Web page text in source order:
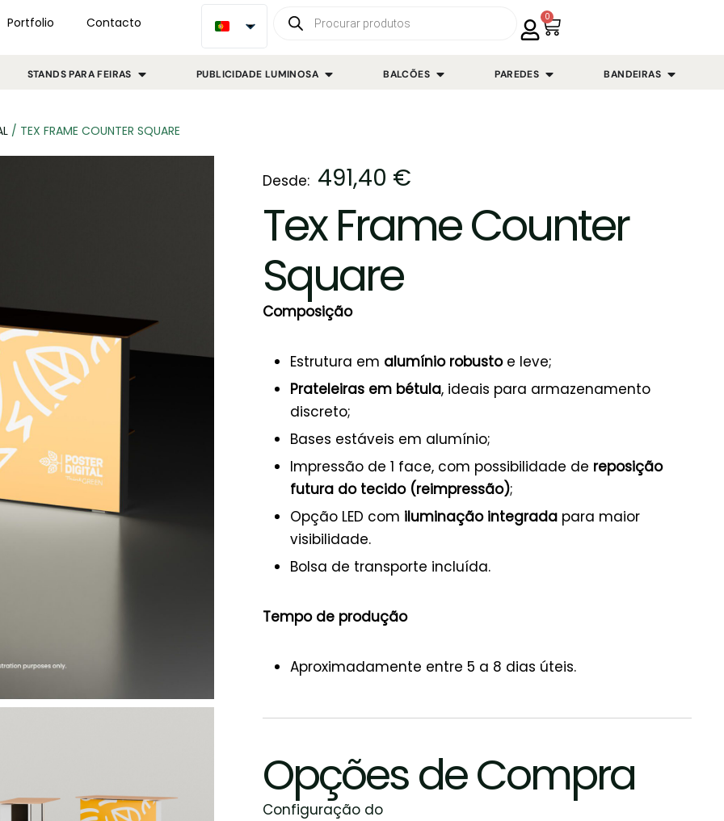
Portfolio Contacto 0
STANDS PARA FEIRAS PUBLICIDADE LUMINOSA BALCÕES PAREDES BANDEIRAS
/ TEX FRAME COUNTER SQUARE
Desde: 491,40 €
Tex Frame Counter
Square
Composição
Estrutura em alumínio robustoe leve;
Prateleiras em bétula, ideais para armazenamento
discreto;
Bases estáveis em alumínio;
Impressão de 1 face, com possibilidade de reposição
futura do tecido (reimpressão);
Opção LED com iluminação integradapara maior
visibilidade.
Bolsa de transporte incluída.
Tempo de produção
Aproximadamente entre 5 a 8 dias úteis.
Opções de Compra
Configuração do